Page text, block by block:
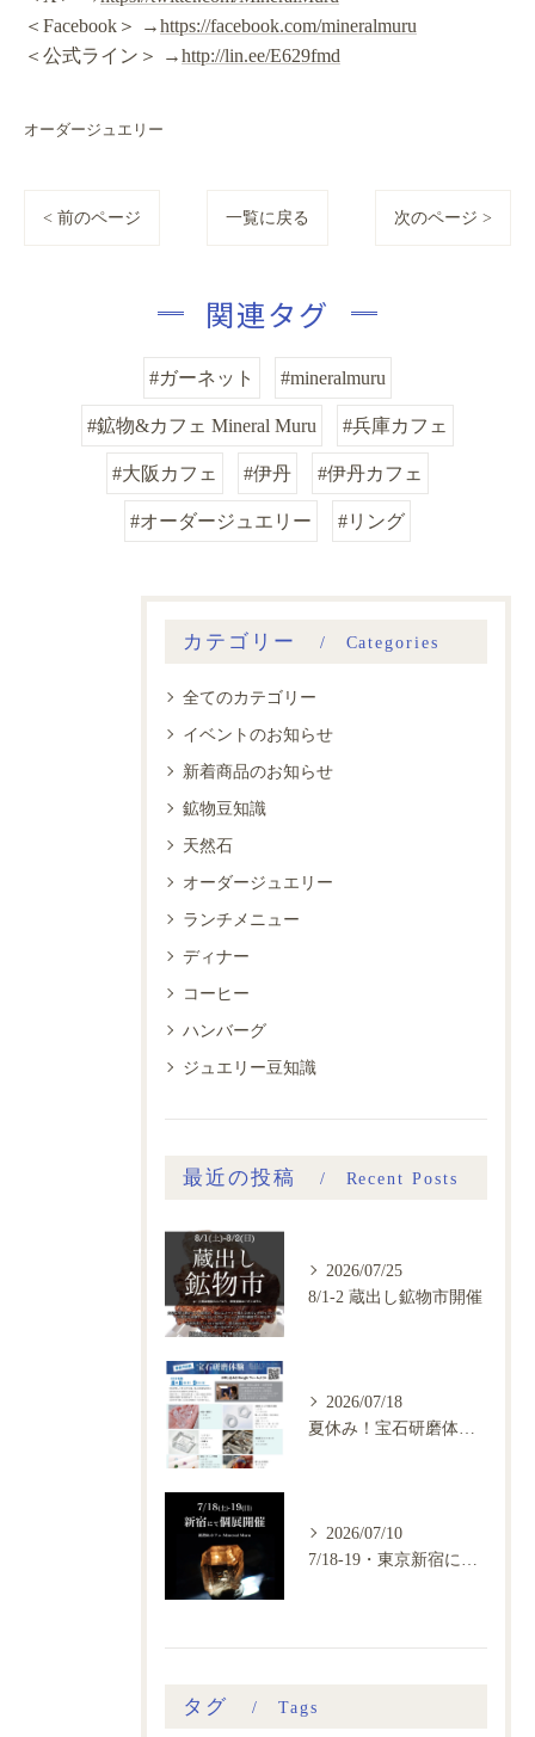
＜Facebook＞ →https://facebook.com/mineralmuru
＜公式ライン＞ →http://lin.ee/E629fmd
オーダージュエリー
< 前のページ 一覧に戻る 次のページ >
関連タグ
#ガーネット #mineralmuru
#鉱物&カフェ Mineral Muru #兵庫カフェ
#大阪カフェ #伊丹 #伊丹カフェ
#オーダージュエリー #リング
カテゴリー Categories
全てのカテゴリー
イベントのお知らせ
新着商品のお知らせ
鉱物豆知識
天然石
オーダージュエリー
ランチメニュー
ディナー
コーヒー
ハンバーグ
ジュエリー豆知識
最近の投稿 Recent Posts
2026/07/25
8/1-2 蔵出し鉱物市開催
2026/07/18
2026/07/10
タグ Tags